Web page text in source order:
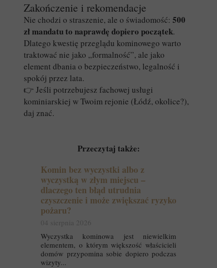
Zakończenie i rekomendacje
Nie chodzi o straszenie, ale o świadomość: 500
zł mandatu to naprawdę dopiero początek.
Dlatego kwestię przeglądu kominowego warto
traktować nie jako „formalność”, ale jako
element dbania o bezpieczeństwo, legalność i
spokój przez lata.
👉 Jeśli potrzebujesz fachowej usługi
kominiarskiej w Twoim rejonie (Łódź, okolice?),
daj znać.
Przeczytaj także:
Komin bez wyczystki albo z
wyczystką w złym miejscu –
dlaczego ten błąd utrudnia
czyszczenie i może zwiększać ryzyko
pożaru?
04 sierpnia 2026
Wyczystka kominowa jest niewielkim
elementem, o którym większość właścicieli
domów przypomina sobie dopiero podczas
wizyty...